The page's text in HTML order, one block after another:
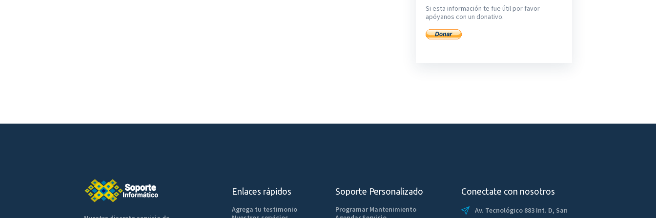
Si esta información te fue útil por favor
apóyanos con un donativo.
Enlaces rápidos
Agrega tu testimonio
Soporte Personalizado
Programar Mantenimiento
Conectate con nosotros
Av. Tecnológico 883 Int. D, San